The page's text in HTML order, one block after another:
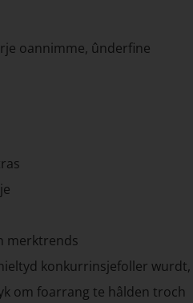
oannimme, ûnderfine
merktrends
konkurrinsjefoller wurdt,
om foarrang te hâlden troch